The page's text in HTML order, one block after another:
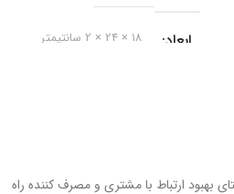
ابعاد 18 × 24 × 2 سانتیمتر
بهبود ارتباط با مشتری و مصرف کننده راه